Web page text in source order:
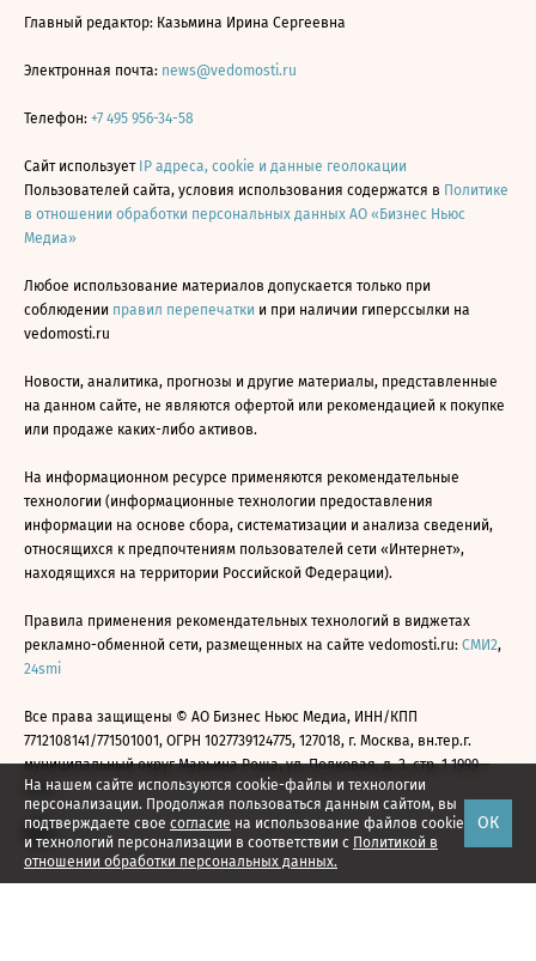
На нашем сайте используются cookie-файлы и технологии
персонализации. Продолжая пользоваться данным сайтом, вы
подтверждаете свое согласие на использование файлов cookie
и технологий персонализации в соответствии с Политикой в
отношении обработки персональных данных.
ОК
Главный редактор: Казьмина Ирина Сергеевна
Электронная почта: news@vedomosti.ru
Телефон: +7 495 956-34-58
Сайт использует IP адреса, cookie и данные геолокации
Пользователей сайта, условия использования содержатся в Политике
в отношении обработки персональных данных АО «Бизнес Ньюс
Медиа»
Любое использование материалов допускается только при
соблюдении правил перепечатки и при наличии гиперссылки на
vedomosti.ru
Новости, аналитика, прогнозы и другие материалы, представленные
на данном сайте, не являются офертой или рекомендацией к покупке
или продаже каких-либо активов.
На информационном ресурсе применяются рекомендательные
технологии (информационные технологии предоставления
информации на основе сбора, систематизации и анализа сведений,
относящихся к предпочтениям пользователей сети «Интернет»,
находящихся на территории Российской Федерации).
Правила применения рекомендательных технологий в виджетах
рекламно-обменной сети, размещенных на сайте vedomosti.ru: СМИ2,
24smi
Все права защищены © АО Бизнес Ньюс Медиа, ИНН/КПП
7712108141/771501001, ОГРН 1027739124775, 127018, г. Москва, вн.тер.г.
муниципальный округ Марьина Роща, ул. Полковая, д. 3, стр. 1 1999—
2026